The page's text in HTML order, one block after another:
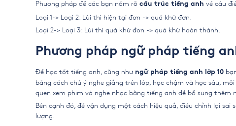
Phương pháp để các bạn nắm rõ cấu trúc tiếng anh về câu
Loại 1-> Loại 2: Lùi thì hiện tại đơn -> quá khứ đơn.
Loại 2-> Loại 3: Lùi thì quá khứ đơn -> quá khứ hoàn thành.
Phương pháp ngữ pháp tiếng
Để học tốt tiếng anh, cũng như ngữ pháp tiếng anh lớp 10
bằng cách chú ý nghe giảng trên lớp, học chậm và học sâu,
quen xem phim và nghe nhạc bằng tiếng anh để bổ sung thêm
Bên cạnh đó, để vận dụng một cách hiệu quả, điều chỉnh lại
lượng.